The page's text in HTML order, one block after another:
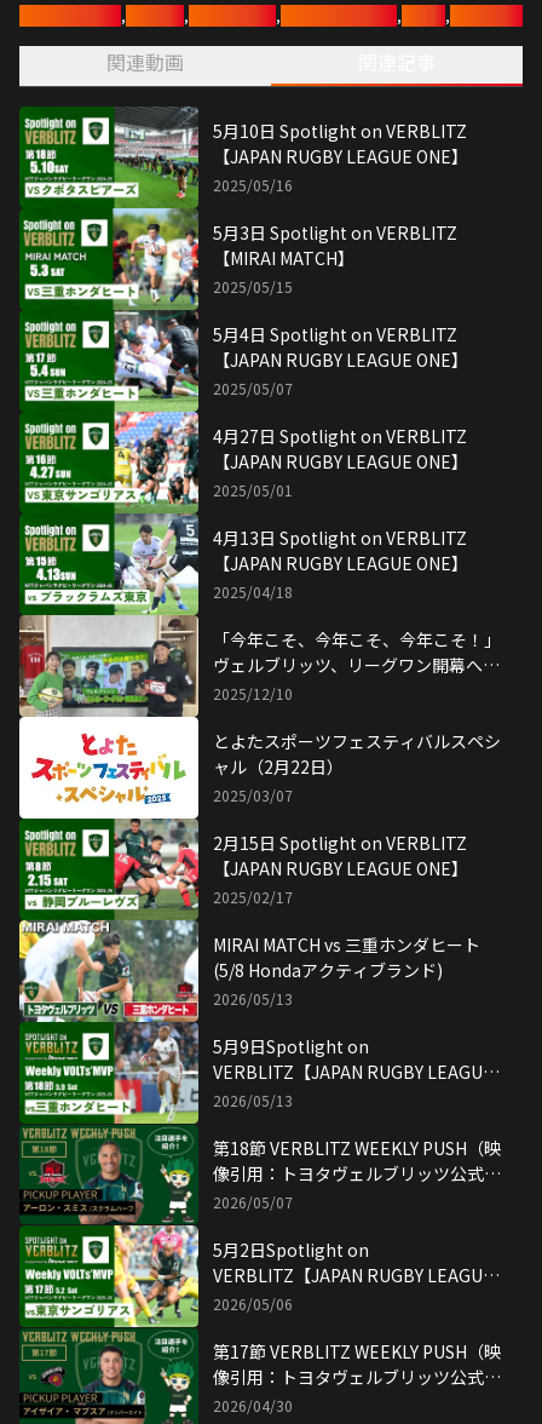
, , , , ,
関連動画
5月10日 Spotlight on VERBLITZ
【JAPAN RUGBY LEAGUE ONE】
2025/05/16
5月3日 Spotlight on VERBLITZ
【MIRAI MATCH】
2025/05/15
5月4日 Spotlight on VERBLITZ
【JAPAN RUGBY LEAGUE ONE】
2025/05/07
4月27日 Spotlight on VERBLITZ
【JAPAN RUGBY LEAGUE ONE】
2025/05/01
4月13日 Spotlight on VERBLITZ
【JAPAN RUGBY LEAGUE ONE】
2025/04/18
「今年こそ、今年こそ、今年こそ！」
ヴェルブリッツ、リーグワン開幕への
決意
2025/12/10
とよたスポーツフェスティバルスペシ
ャル（2月22日）
2025/03/07
2月15日 Spotlight on VERBLITZ
【JAPAN RUGBY LEAGUE ONE】
2025/02/17
MIRAI MATCH vs 三重ホンダヒート
(5/8 Hondaアクティブランド)
2026/05/13
5月9日Spotlight on
VERBLITZ【JAPAN RUGBY LEAGUE
ONE】映像引用：トヨタヴェルブリッ
2026/05/13
第18節 VERBLITZ WEEKLY PUSH（映
像引用：トヨタヴェルブリッツ公式
YouTubeチャンネル）
2026/05/07
5月2日Spotlight on
VERBLITZ【JAPAN RUGBY LEAGUE
ONE】映像引用：トヨタヴェルブリッ
2026/05/06
第17節 VERBLITZ WEEKLY PUSH（映
像引用：トヨタヴェルブリッツ公式
YouTubeチャンネル）
2026/04/30